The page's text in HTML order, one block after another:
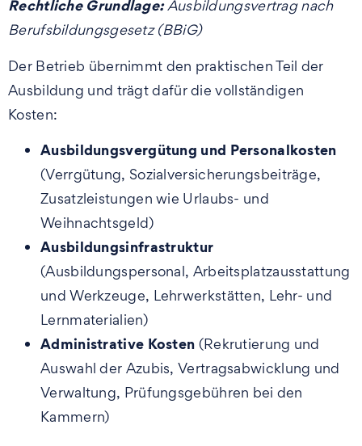
Rechtliche Grundlage:Ausbildungsvertrag nach
Berufsbildungsgesetz (BBiG)
Der Betrieb übernimmt den praktischen Teil der
Ausbildung und trägt dafür die vollständigen
Kosten:
Ausbildungsvergütung und Personalkosten
(Verrgütung, Sozialversicherungsbeiträge,
Zusatzleistungen wie Urlaubs- und
Weihnachtsgeld)
Ausbildungsinfrastruktur
(Ausbildungspersonal, Arbeitsplatzausstattung
und Werkzeuge, Lehrwerkstätten, Lehr- und
Lernmaterialien)
Administrative Kosten (Rekrutierung und
Auswahl der Azubis, Vertragsabwicklung und
Verwaltung, Prüfungsgebühren bei den
Kammern)